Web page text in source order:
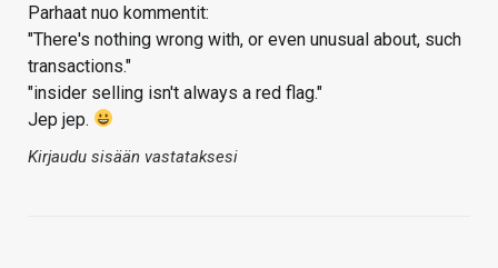
Parhaat nuo kommentit:
"There's nothing wrong with, or even unusual about, such
transactions."
"insider selling isn't always a red flag."
Jep jep.
Kirjaudu sisään vastataksesi